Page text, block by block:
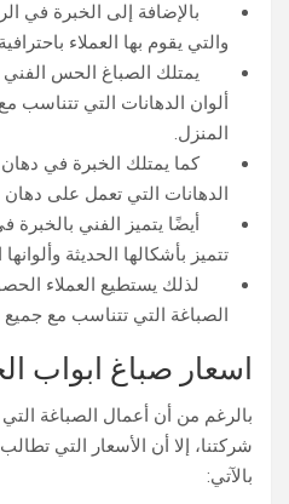
بالإضافة إلى الخبرة في
والتي يقوم بها العملاء
يمتلك الصباغ الحس الفني
ألوان الدهانات التي تتناسب
المنزل.
كما يمتلك الخبرة في دهان
الدهانات التي تعمل على دهان
أيضًا يتميز الفني بالخبرة
تتميز بأشكالها الحديثة وألوانها
لذلك يستطيع العملاء
الصباغة التي تتناسب مع جميع
اسعار صباغ ابواب
بالرغم من أن أعمال الصباغة
شركتنا، إلا أن الأسعار التي
بالآتي: